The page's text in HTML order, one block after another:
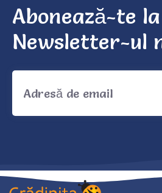
Abonează-te la
Newsletter-ul